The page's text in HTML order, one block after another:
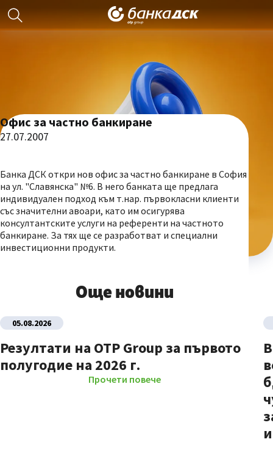
Офис за частно банкиране
27.07.2007
Банка ДСК откри нов офис за частно банкиране в София
на ул. "Славянска" №6. В него банката ще предлага
индивидуален подход към т.нар. първокласни клиенти
със значителни авоари, като им осигурява
консултантските услуги на референти на частното
банкиране. За тях ще се разработват и специални
инвестиционни продукти.
Още новини
05.08.2026
Резултати на OTP Group за първото
полугодие на 2026 г.
Прочети повече